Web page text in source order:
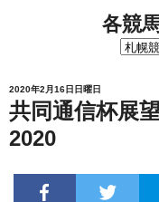
各競
2020年2月16日日曜日
共同通信杯展
2020